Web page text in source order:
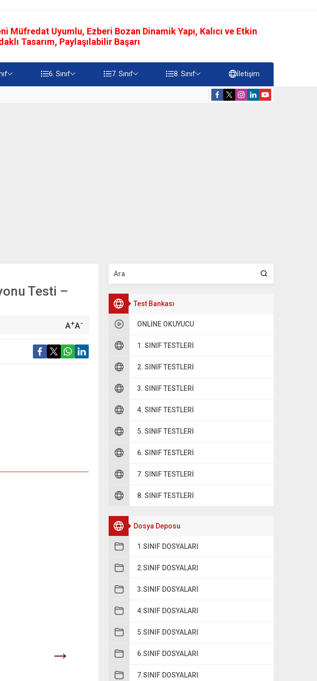
Müfredat Uyumlu, Ezberi Bozan Dinamik Yapı, Kalıcı ve Etkin
Tasarım, Paylaşılabilir Başarı
6. Sınıf 7. Sınıf 8. Sınıf İletişim
Test Bankası
ONLINE OKUYUCU
1. SINIF TESTLERI
2. SINIF TESTLERI
3. SINIF TESTLERI
4. SINIF TESTLERI
5. SINIF TESTLERI
6. SINIF TESTLERI
7. SINIF TESTLERI
8. SINIF TESTLERI
Dosya Deposu
1.SINIF DOSYALARI
2.SINIF DOSYALARI
3.SINIF DOSYALARI
4.SINIF DOSYALARI
5.SINIF DOSYALARI
6.SINIF DOSYALARI
7.SINIF DOSYALARI
Testi –
A+A-
Cümlesinde boş bırakılan yere hangisi yazılmalıdır?
eğri
doğrusal
dairesel
→